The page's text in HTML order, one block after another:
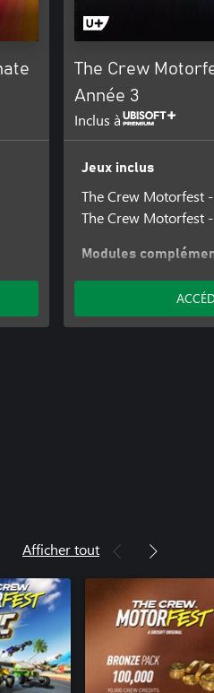
The Crew
Année 3
Inclus à
Jeux inclus
The Crew Motorfest
The Crew Motorfest
Modules
The Crew Motorfest |
The Crew Motorfest
The Crew Motorfest
Afficher tout